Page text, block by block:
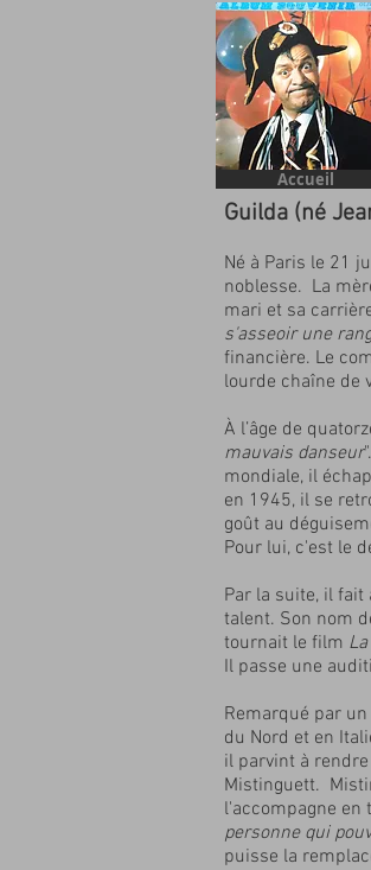
Accueil
Guilda (né
Né à Paris le 21
noblesse. La
mari et sa
s'asseoir une
financière. Le
lourde chaîne de
À l’âge de
mauvais danseur"
mondiale, il
en 1945, il se
goût au
Pour lui, c'est le
Par la suite, il
talent. Son nom
tournait le film
Il passe une
Remarqué par
du Nord et en
il parvint à
Mistinguett.
l'accompagne
personne qui
puisse la